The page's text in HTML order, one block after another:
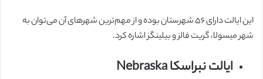
این ایالت دارای ۵۶ شهرستان بوده و از مهم‌ترین شهرهای آن می‌توان به
شهر میسولا، گریت فالز و بیلینگز اشاره کرد.
ایالت نبراسکا Nebraska